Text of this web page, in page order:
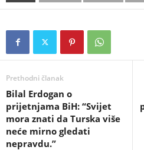
Prethodni članak
​Bilal Erdogan o
prijetnjama BiH: “Svijet
mora znati da Turska više
neće mirno gledati
nepravdu.”